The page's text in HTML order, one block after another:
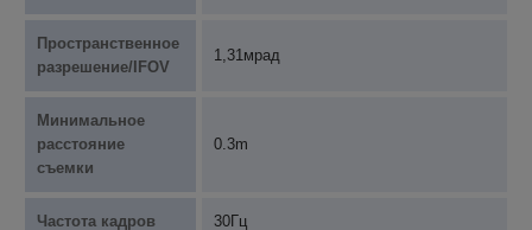
Пространственное
разрешение/IFOV
1,31мрад
Минимальное
расстояние
съемки
0.3m
Частота кадров 30Гц